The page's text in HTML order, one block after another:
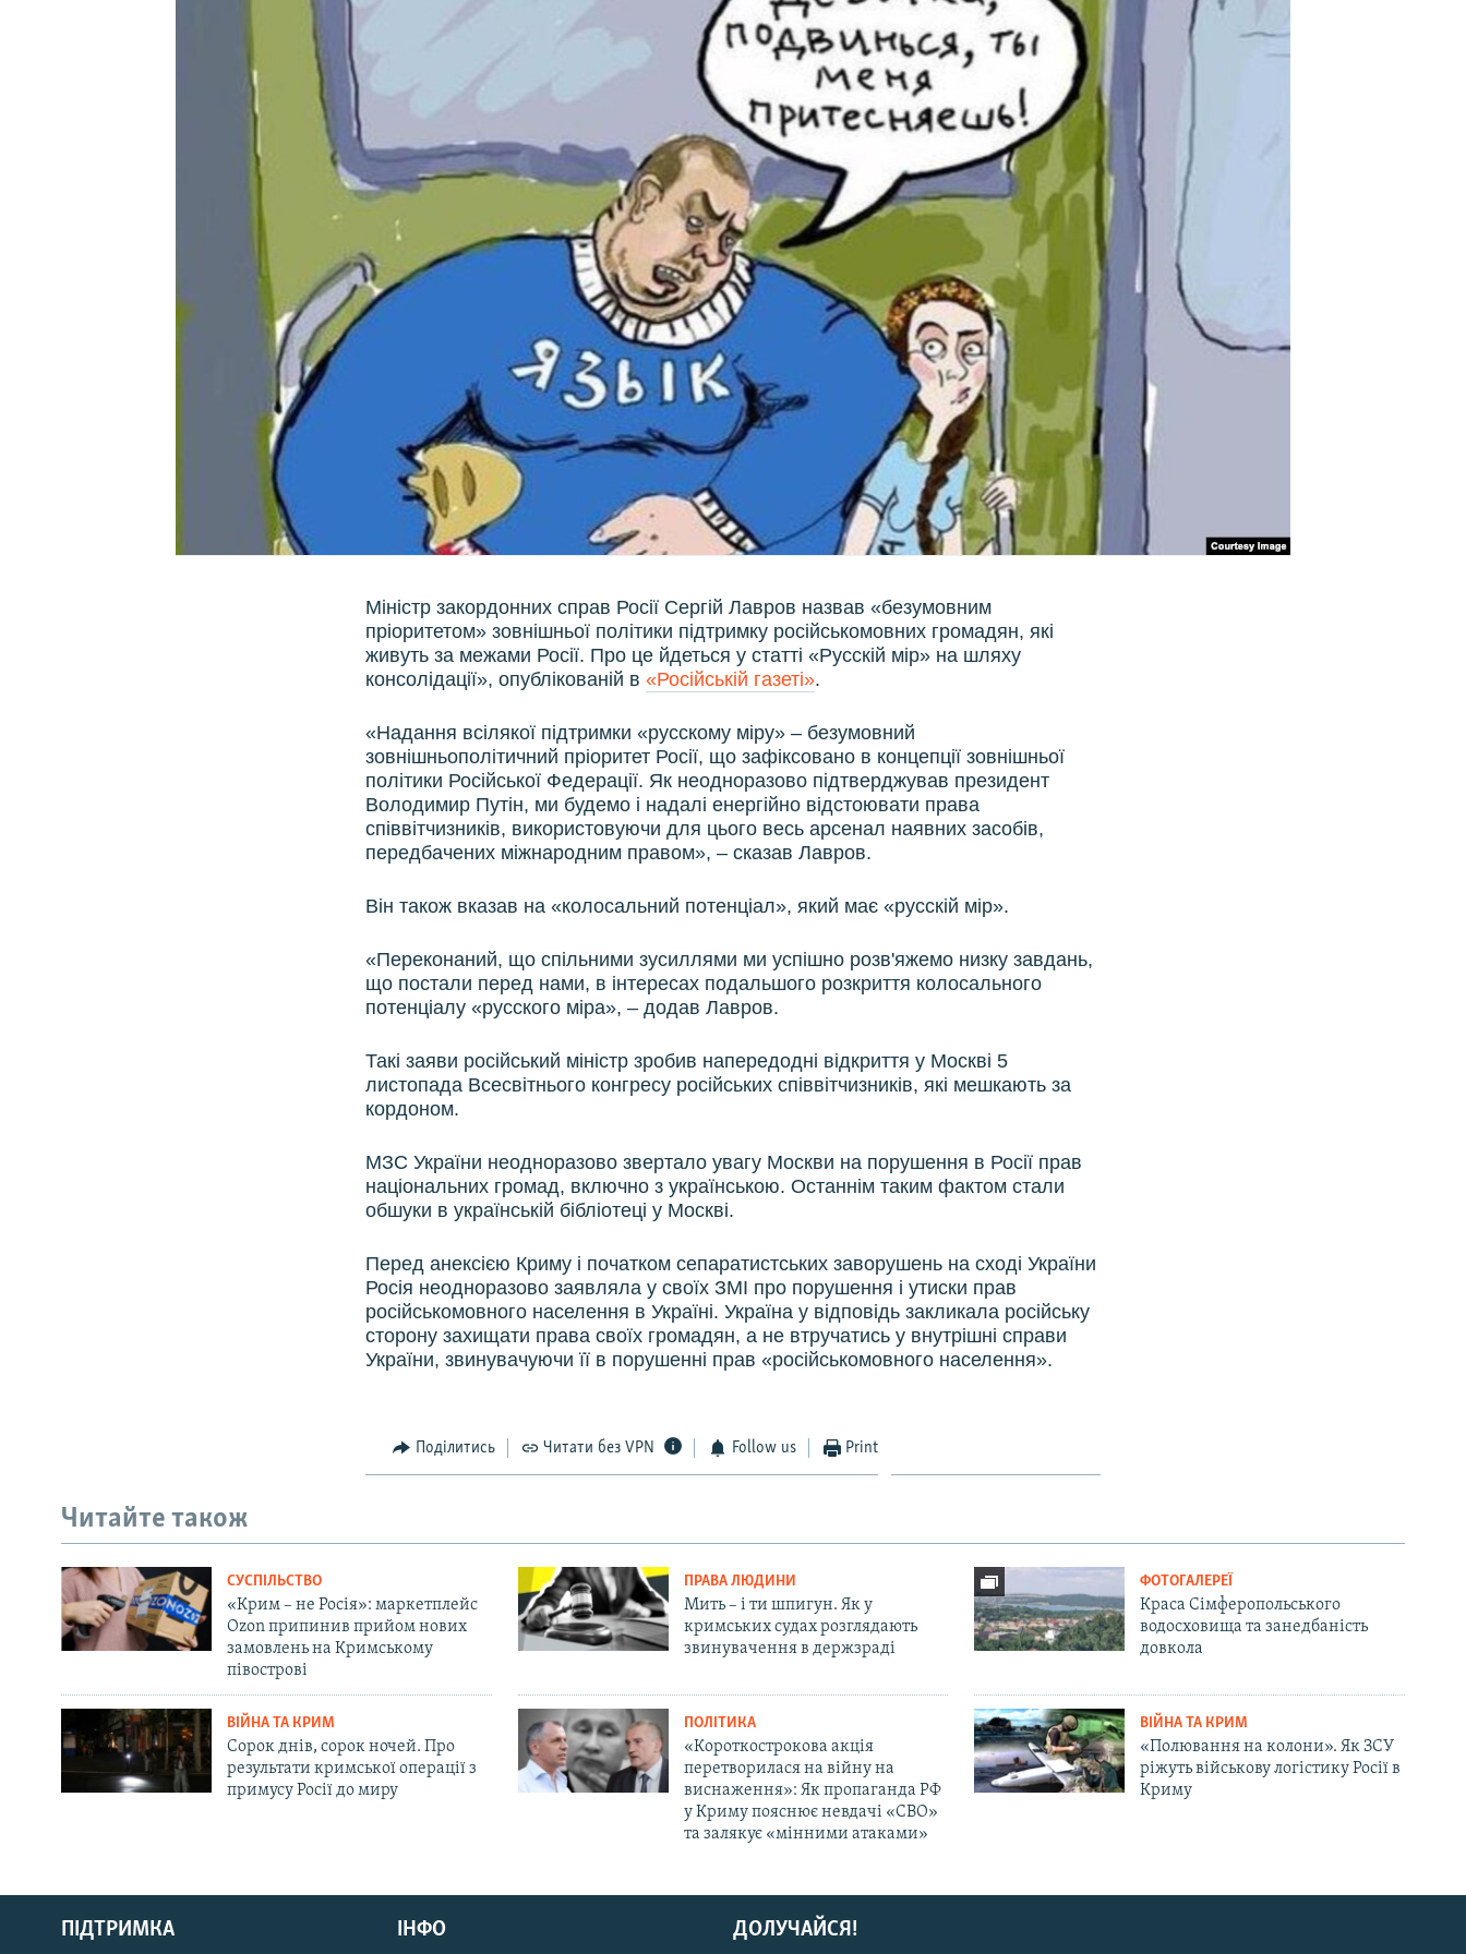
Русский
Qırımtatar
Міністр закордонних справ Росії Сергій Лавров назвав «безумовним
пріоритетом» зовнішньої політики підтримку російськомовних громадян, які
живуть за межами Росії. Про це йдеться у статті «Русскій мір» на шляху
консолідації», опублікованій в«Російській газеті».
«Надання всілякої підтримки «русскому міру» – безумовний
зовнішньополітичний пріоритет Росії, що зафіксовано в концепції зовнішньої
політики Російської Федерації. Як неодноразово підтверджував президент
Володимир Путін, ми будемо і надалі енергійно відстоювати права
співвітчизників, використовуючи для цього весь арсенал наявних засобів,
передбачених міжнародним правом», – сказав Лавров.
Він також вказав на «колосальний потенціал», який має «русскій мір».
«Переконаний, що спільними зусиллями ми успішно розв'яжемо низку завдань,
що постали перед нами, в інтересах подальшого розкриття колосального
потенціалу «русского міра», – додав Лавров.
Такі заяви російський міністр зробив напередодні відкриття у Москві 5
листопада Всесвітнього конгресу російських співвітчизників, які мешкають за
кордоном.
МЗС України неодноразово звертало увагу Москви на порушення в Росії прав
національних громад, включно з українською. Останнім таким фактом стали
обшуки в українській бібліотеці у Москві.
Перед анексією Криму і початком сепаратистських заворушень на сході України
Росія неодноразово заявляла у своїх ЗМІ про порушення і утиски прав
російськомовного населення в Україні. Україна у відповідь закликала російську
сторону захищати права своїх громадян, а не втручатись у внутрішні справи
України, звинувачуючи її в порушенні прав «російськомовного населення».
Поділитись Читати без VPN Follow us Print
Читайте також
СУСПІЛЬСТВО
«Крим – не Росія»: маркетплейс
Ozon припинив прийом нових
замовлень на Кримському
півострові
ПРАВА ЛЮДИНИ
Мить – і ти шпигун. Як у
кримських судах розглядають
звинувачення в держзраді
ФОТОГАЛЕРЕЇ
Краса Сімферопольського
водосховища та занедбаність
довкола
ВІЙНА ТА КРИМ
Сорок днів, сорок ночей. Про
результати кримської операції з
примусу Росії до миру
ПОЛІТИКА
«Короткострокова акція
перетворилася на війну на
виснаження»: Як пропаганда РФ
у Криму пояснює невдачі «СВО»
та залякує «мінними атаками»
ВІЙНА ТА КРИМ
«Полювання на колони». Як ЗСУ
ріжуть військову логістику Росії в
Криму
ДОЛУЧАЙСЯ!
ПІДТРИМКА ІНФО